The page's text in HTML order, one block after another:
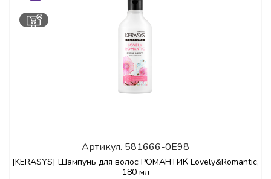
Артикул. 581666-0E98
[KERASYS] Шампунь для волос РОМАНТИК Lovely&Romantic,
180 мл